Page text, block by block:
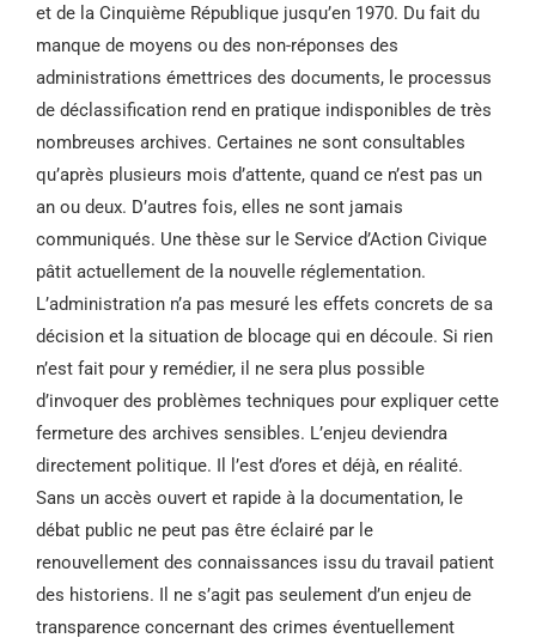
et de la Cinquième République jusqu’en 1970. Du fait du
manque de moyens ou des non-réponses des
administrations émettrices des documents, le processus
de déclassification rend en pratique indisponibles de très
nombreuses archives. Certaines ne sont consultables
qu’après plusieurs mois d’attente, quand ce n’est pas un
an ou deux. D’autres fois, elles ne sont jamais
communiqués. Une thèse sur le Service d’Action Civique
pâtit actuellement de la nouvelle réglementation.
L’administration n’a pas mesuré les effets concrets de sa
décision et la situation de blocage qui en découle. Si rien
n’est fait pour y remédier, il ne sera plus possible
d’invoquer des problèmes techniques pour expliquer cette
fermeture des archives sensibles. L’enjeu deviendra
directement politique. Il l’est d’ores et déjà, en réalité.
Sans un accès ouvert et rapide à la documentation, le
débat public ne peut pas être éclairé par le
renouvellement des connaissances issu du travail patient
des historiens. Il ne s’agit pas seulement d’un enjeu de
transparence concernant des crimes éventuellement